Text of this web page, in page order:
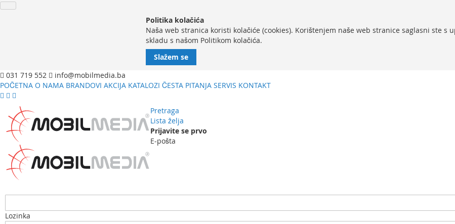
Politika kolačića
Naša web stranica koristi kolačiće (cookies). Korištenjem naše web stranice saglasni ste s
skladu s našom Politikom kolačića.
Slažem se
031 719 552
info@mobilmedia.ba
POČETNA O NAMA BRANDOVI AKCIJA KATALOZI ČESTA PITANJA SERVIS KONTAKT
Pretraga
Lista želja
Prijavite se prvo
E-pošta
Lozinka